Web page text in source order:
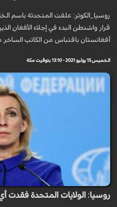
روسيا_الكوثر: علقت المتحدثة باسم
قرار واشنطن البدء في إجلاء الأفغان
أفغانستان باقتباس من الكاتب
الخميس 15 يوليو 2021 - 13:10 بتوقيت مكة
روسيا: الولايات المتحدة